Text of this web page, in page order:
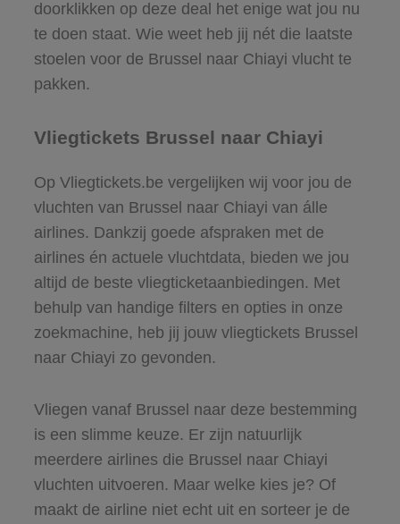
doorklikken op deze deal het enige wat jou nu
te doen staat. Wie weet heb jij nét die laatste
stoelen voor de Brussel naar Chiayi vlucht te
pakken.
Vliegtickets Brussel naar Chiayi
Op Vliegtickets.be vergelijken wij voor jou de
vluchten van Brussel naar Chiayi van álle
airlines. Dankzij goede afspraken met de
airlines én actuele vluchtdata, bieden we jou
altijd de beste vliegticketaanbiedingen. Met
behulp van handige filters en opties in onze
zoekmachine, heb jij jouw vliegtickets Brussel
naar Chiayi zo gevonden.
Vliegen vanaf Brussel naar deze bestemming
is een slimme keuze. Er zijn natuurlijk
meerdere airlines die Brussel naar Chiayi
vluchten uitvoeren. Maar welke kies je? Of
maakt de airline niet echt uit en sorteer je de